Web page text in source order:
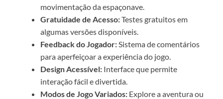
movimentação da espaçonave.
Gratuidade de Acesso:Testes gratuitos em
algumas versões disponíveis.
Feedback do Jogador:Sistema de comentários
para aperfeiçoar a experiência do jogo.
Design Acessível: Interface que permite
interação fácil e divertida.
Modos de Jogo Variados: Explore a aventura ou